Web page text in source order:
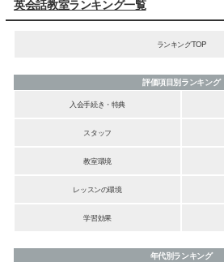
英会話教室ランキング一覧
ランキングTOP
評価項目別ランキング
入会手続き・特典
スタッフ
教室環境
レッスンの環境
学習効果
年代別ランキング